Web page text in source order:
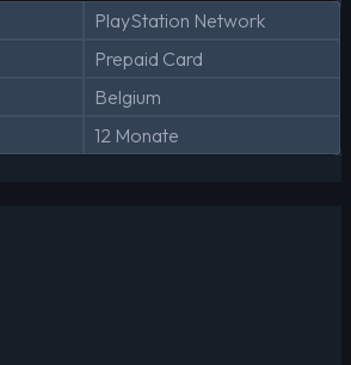
PlayStation Network
Prepaid Card
Belgium
12 Monate